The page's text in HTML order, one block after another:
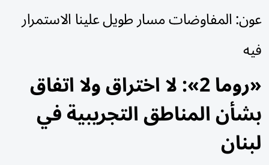
عون: المفاوضات مسار طويل علينا الاستمرار
فيه
«روما 2»: لا اختراق ولا اتفاق
بشأن المناطق التجريبية في
لبنان